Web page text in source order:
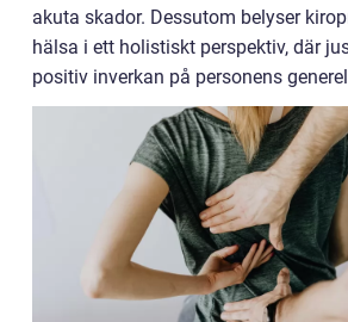
akuta skador. Dessutom belyser
hälsa i ett holistiskt perspektiv, där
positiv inverkan på personens